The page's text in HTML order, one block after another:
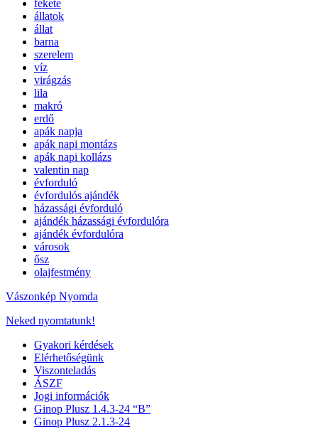
fekete
állatok
állat
barna
szerelem
víz
virágzás
lila
makró
erdő
apák napja
apák napi montázs
apák napi kollázs
valentin nap
évforduló
évfordulós ajándék
házassági évforduló
ajándék házassági évfordulóra
ajándék évfordulóra
városok
ősz
olajfestmény
Vászonkép Nyomda
Neked nyomtatunk!
Gyakori kérdések
Elérhetőségünk
Viszonteladás
ÁSZF
Jogi információk
Ginop Plusz 1.4.3-24 “B”
Ginop Plusz 2.1.3-24